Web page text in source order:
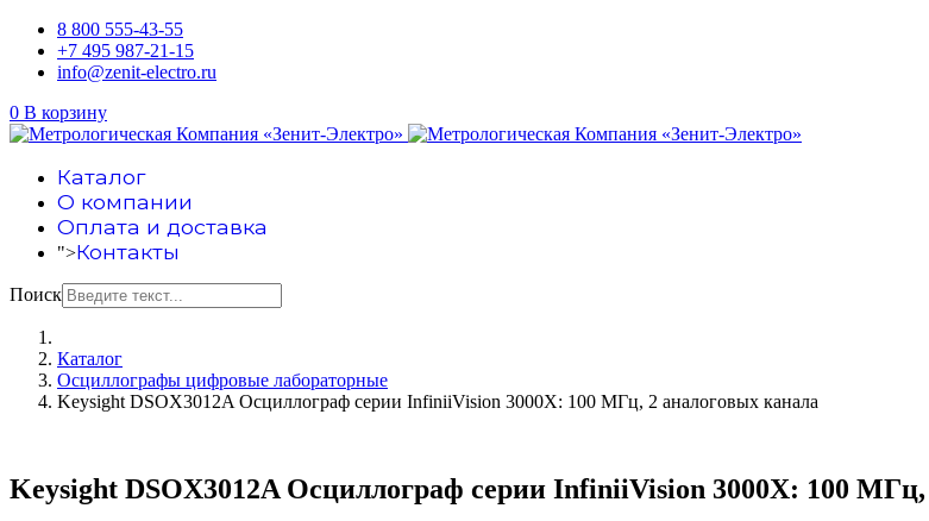
8 800 555-43-55
+7 495 987-21-15
info@zenit-electro.ru
0 В корзину
Каталог
О компании
Оплата и доставка
">Контакты
Поиск
Каталог
Осциллографы цифровые лабораторные
Keysight DSOX3012A Осциллограф серии InfiniiVision 3000X: 100 МГц, 2 аналоговых канала
Keysight DSOX3012A Осциллограф серии InfiniiVision 3000X: 100 МГц,